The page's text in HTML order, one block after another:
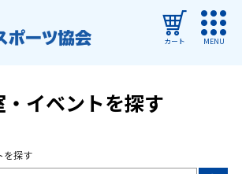
カート MENU
・イベントを探す
を探す